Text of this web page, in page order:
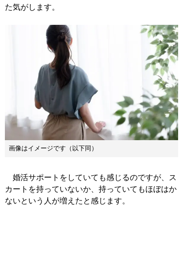
た気がします。
画像はイメージです（以下同）
婚活サポートをしていても感じるのですが、ス
カートを持っていないか、持っていてもほぼはか
ないという人が増えたと感じます。